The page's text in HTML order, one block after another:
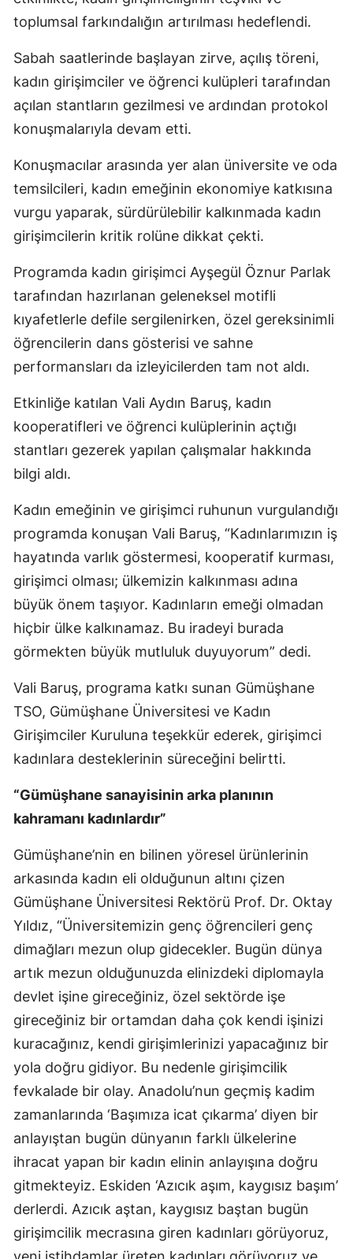
Kayseri
Kırklareli
Konya
Kütahya
Kahramanmaraş
Mardin
Muğla
Nevşehir
Niğde
Rize
Sakarya
Samsun
Siirt
Sinop
Tekirdağ
Tokat
Tunceli
Van
Yozgat
Zonguldak
Aksaray
Bayburt
Karaman
Kırıkkale
Batman
Şırnak
Bartın
Ardahan
toplumsal farkındalığın artırılması hedeflendi.
Sabah saatlerinde başlayan zirve, açılış töreni,
kadın girişimciler ve öğrenci kulüpleri tarafından
açılan stantların gezilmesi ve ardından protokol
konuşmalarıyla devam etti.
Konuşmacılar arasında yer alan üniversite ve oda
temsilcileri, kadın emeğinin ekonomiye katkısına
vurgu yaparak, sürdürülebilir kalkınmada kadın
girişimcilerin kritik rolüne dikkat çekti.
Programda kadın girişimci Ayşegül Öznur Parlak
tarafından hazırlanan geleneksel motifli
kıyafetlerle defile sergilenirken, özel gereksinimli
öğrencilerin dans gösterisi ve sahne
performansları da izleyicilerden tam not aldı.
Etkinliğe katılan Vali Aydın Baruş, kadın
kooperatifleri ve öğrenci kulüplerinin açtığı
stantları gezerek yapılan çalışmalar hakkında
bilgi aldı.
Kadın emeğinin ve girişimci ruhunun vurgulandığı
programda konuşan Vali Baruş, “Kadınlarımızın iş
hayatında varlık göstermesi, kooperatif kurması,
girişimci olması; ülkemizin kalkınması adına
büyük önem taşıyor. Kadınların emeği olmadan
hiçbir ülke kalkınamaz. Bu iradeyi burada
görmekten büyük mutluluk duyuyorum” dedi.
Vali Baruş, programa katkı sunan Gümüşhane
TSO, Gümüşhane Üniversitesi ve Kadın
Girişimciler Kuruluna teşekkür ederek, girişimci
kadınlara desteklerinin süreceğini belirtti.
“Gümüşhane sanayisinin arka planının
kahramanı kadınlardır”
Gümüşhane’nin en bilinen yöresel ürünlerinin
arkasında kadın eli olduğunun altını çizen
Gümüşhane Üniversitesi Rektörü Prof. Dr. Oktay
Yıldız, “Üniversitemizin genç öğrencileri genç
dimağları mezun olup gidecekler. Bugün dünya
artık mezun olduğunuzda elinizdeki diplomayla
devlet işine gireceğiniz, özel sektörde işe
gireceğiniz bir ortamdan daha çok kendi işinizi
kuracağınız, kendi girişimlerinizi yapacağınız bir
yola doğru gidiyor. Bu nedenle girişimcilik
fevkalade bir olay. Anadolu’nun geçmiş kadim
zamanlarında ‘Başımıza icat çıkarma’ diyen bir
anlayıştan bugün dünyanın farklı ülkelerine
ihracat yapan bir kadın elinin anlayışına doğru
gitmekteyiz. Eskiden ‘Azıcık aşım, kaygısız başım’
derlerdi. Azıcık aştan, kaygısız baştan bugün
girişimcilik mecrasına giren kadınları görüyoruz,